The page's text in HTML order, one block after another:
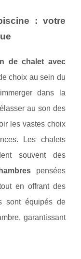
: votre
de chalet avec
choix au sein du
dans la
au son des
les vastes choix
Les chalets
souvent des
pensées
en offrant des
sont équipés de
garantissant